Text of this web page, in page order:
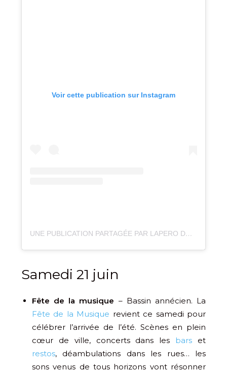
Voir cette publication sur Instagram
UNE PUBLICATION PARTAGÉE PAR LAPERO DU POP (@LAPERO_DU_POP)
Samedi 21 juin
Fête de la musique – Bassin annécien. La
Fête de la Musique revient ce samedi pour
célébrer l’arrivée de l’été. Scènes en plein
cœur de ville, concerts dans les bars et
restos, déambulations dans les rues… les
sons venus de tous horizons vont résonner